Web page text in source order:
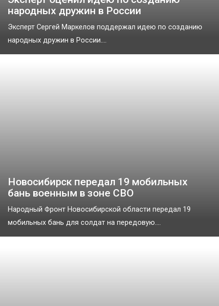
народных дружин в России
Эксперт Сергей Маркелов поддержал идею по созданию
народных дружин в России....
Новосибирск передал 19 мобильных
бань военным в зоне СВО
Народный Фронт Новосибирской области передал 19
мобильных бань для солдат на передовую....